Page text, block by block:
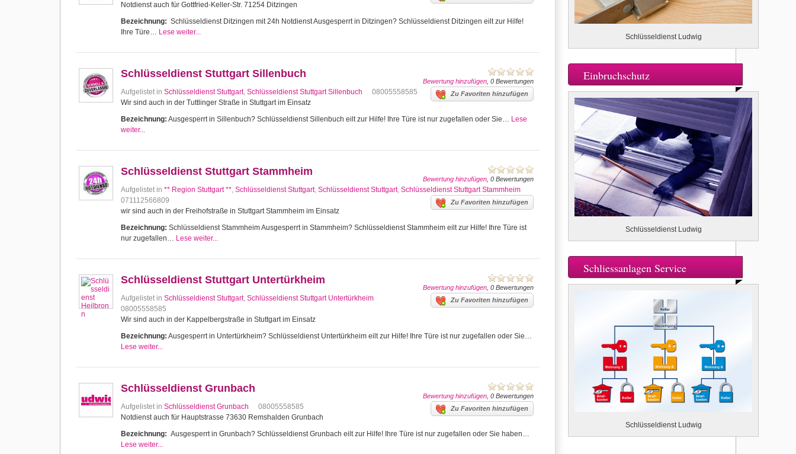
Notdienst auch für Gottfried-Keller-Str. 71254 Ditzingen
Bezeichnung: Schlüsseldienst Ditzingen mit 24h Notdienst Ausgesperrt in Ditzingen? Schlüsseldienst Ditzingen eilt zur Hilfe!
Ihre Türe… Lese weiter...
Bewertung hinzufügen , 0 Bewertungen
Schlüsseldienst Stuttgart Sillenbuch
Aufgelistet in Schlüsseldienst Stuttgart, Schlüsseldienst Stuttgart Sillenbuch Zu Favoriten hinzufügen
08005558585
Wir sind auch in der Tuttlinger Straße in Stuttgart im Einsatz
Bezeichnung: Ausgesperrt in Sillenbuch? Schlüsseldienst Sillenbuch eilt zur Hilfe! Ihre Türe ist nur zugefallen oder Sie… Lese
weiter...
Bewertung hinzufügen , 0 Bewertungen
Schlüsseldienst Stuttgart Stammheim
Aufgelistet in ** Region Stuttgart **, Schlüsseldienst Stuttgart, Schlüsseldienst Stuttgart, Schlüsseldienst Stuttgart Stammheim
Zu Favoriten hinzufügen
071112566809
wir sind auch in der Freihofstraße in Stuttgart Stammheim im Einsatz
Bezeichnung: Schlüsseldienst Stammheim Ausgesperrt in Stammheim? Schlüsseldienst Stammheim eilt zur Hilfe! Ihre Türe ist
nur zugefallen… Lese weiter...
Bewertung hinzufügen , 0 Bewertungen
Schlüsseldienst Stuttgart Untertürkheim
Aufgelistet in Schlüsseldienst Stuttgart, Schlüsseldienst Stuttgart Untertürkheim Zu Favoriten hinzufügen
08005558585
Wir sind auch in der Kappelbergstraße in Stuttgart im Einsatz
Bezeichnung: Ausgesperrt in Untertürkheim? Schlüsseldienst Untertürkheim eilt zur Hilfe! Ihre Türe ist nur zugefallen oder Sie…
Lese weiter...
Bewertung hinzufügen , 0 Bewertungen
Schlüsseldienst Grunbach
Aufgelistet in Schlüsseldienst Grunbach Zu Favoriten hinzufügen
08005558585
Notdienst auch für Hauptstrasse 73630 Remshalden Grunbach
Bezeichnung: Ausgesperrt in Grunbach? Schlüsseldienst Grunbach eilt zur Hilfe! Ihre Türe ist nur zugefallen oder Sie haben…
Lese weiter...
Schlüsseldienst Ludwig
Einbruchschutz
Schlüsseldienst Ludwig
Schliessanlagen Service
Schlüsseldienst Ludwig